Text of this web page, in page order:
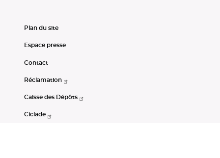
Plan du site
Espace presse
Contact
Réclamation
Caisse des Dépôts
Ciclade